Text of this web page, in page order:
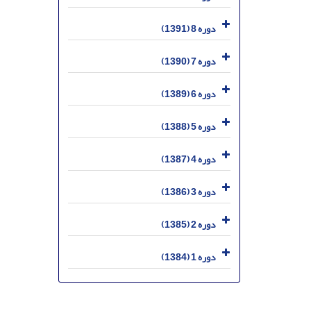
دوره 8 (1391)
دوره 7 (1390)
دوره 6 (1389)
دوره 5 (1388)
دوره 4 (1387)
دوره 3 (1386)
دوره 2 (1385)
دوره 1 (1384)